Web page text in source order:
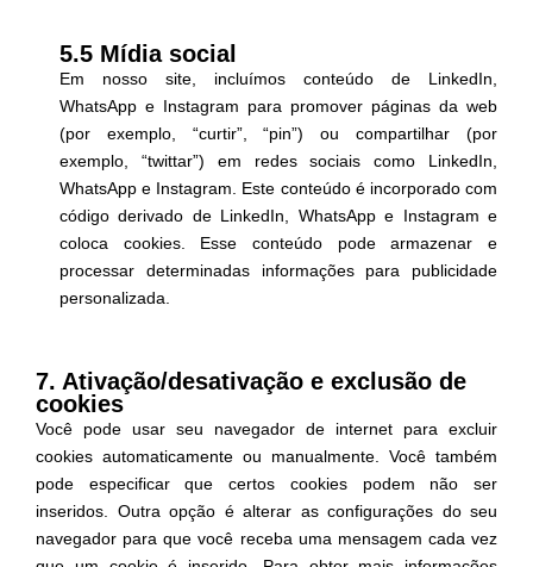
5.5 Mídia social
Em nosso site, incluímos conteúdo de LinkedIn,
WhatsApp e Instagram para promover páginas da web
(por exemplo, “curtir”, “pin”) ou compartilhar (por
exemplo, “twittar”) em redes sociais como LinkedIn,
WhatsApp e Instagram. Este conteúdo é incorporado com
código derivado de LinkedIn, WhatsApp e Instagram e
coloca cookies. Esse conteúdo pode armazenar e
processar determinadas informações para publicidade
personalizada.
7. Ativação/desativação e exclusão de
cookies
Você pode usar seu navegador de internet para excluir
cookies automaticamente ou manualmente. Você também
pode especificar que certos cookies podem não ser
inseridos. Outra opção é alterar as configurações do seu
navegador para que você receba uma mensagem cada vez